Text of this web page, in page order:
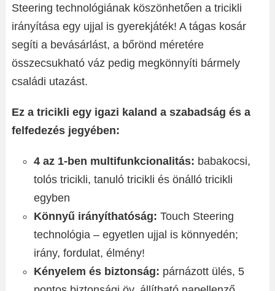
Steering technológiának köszönhetően a tricikli
irányítása egy ujjal is gyerekjáték! A tágas kosár
segíti a bevásárlást, a bőrönd méretére
összecsukható váz pedig megkönnyíti bármely
családi utazást.
Ez a tricikli egy igazi kaland a szabadság és a
felfedezés jegyében:
4 az 1-ben multifunkcionalitás: babakocsi,
tolós tricikli, tanuló tricikli és önálló tricikli
egyben
Könnyű irányíthatóság: Touch Steering
technológia – egyetlen ujjal is könnyedén;
irány, fordulat, élmény!
Kényelem és biztonság: párnázott ülés, 5